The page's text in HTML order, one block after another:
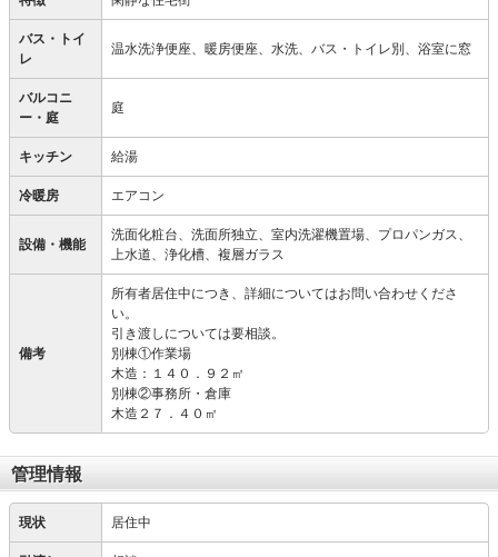
バス・トイ
レ
温水洗浄便座、暖房便座、水洗、バス・トイレ別、浴室に窓
バルコニ
ー・庭
庭
キッチン 給湯
冷暖房 エアコン
設備・機能
洗面化粧台、洗面所独立、室内洗濯機置場、プロパンガス、
上水道、浄化槽、複層ガラス
備考
所有者居住中につき、詳細についてはお問い合わせくださ
い。
引き渡しについては要相談。
別棟①作業場
木造：１４０．９２㎡
別棟②事務所・倉庫
木造２７．４０㎡
管理情報
現状 居住中